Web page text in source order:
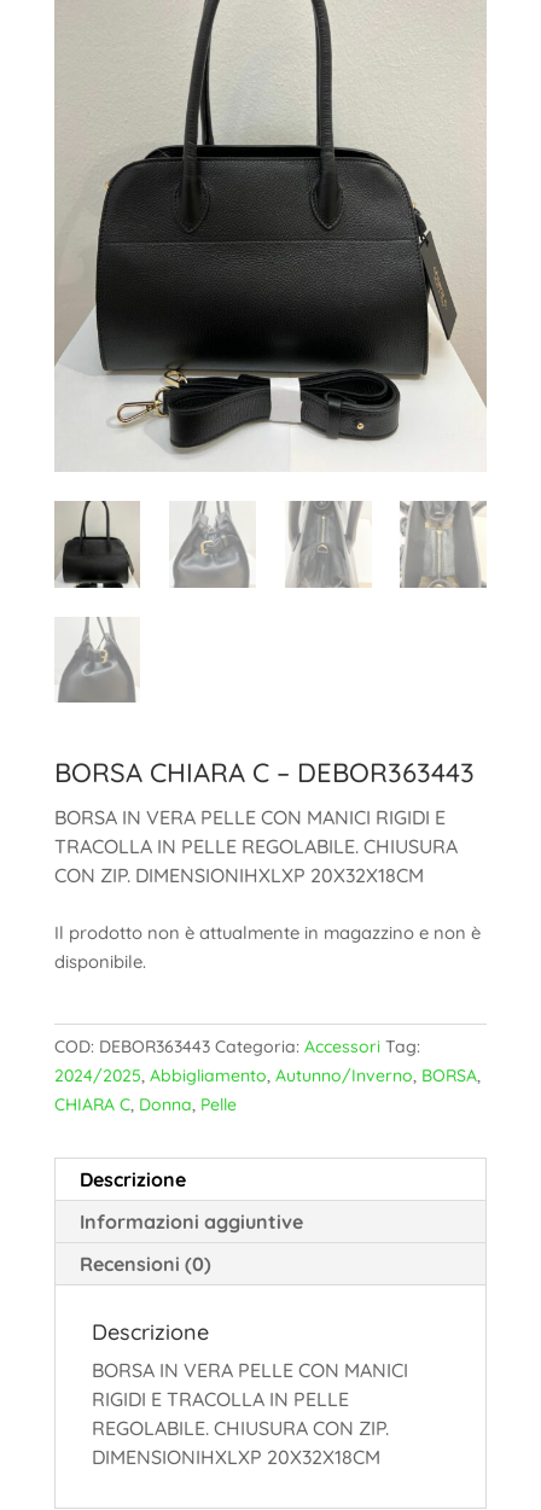
BORSA CHIARA C – DEBOR363443
BORSA IN VERA PELLE CON MANICI RIGIDI E
TRACOLLA IN PELLE REGOLABILE. CHIUSURA
CON ZIP. DIMENSIONIHXLXP 20X32X18CM
Il prodotto non è attualmente in magazzino e non è
disponibile.
COD: DEBOR363443 Categoria: Accessori Tag:
2024/2025, Abbigliamento, Autunno/Inverno, BORSA,
CHIARA C, Donna, Pelle
Descrizione
Informazioni aggiuntive
Recensioni (0)
Descrizione
BORSA IN VERA PELLE CON MANICI
RIGIDI E TRACOLLA IN PELLE
REGOLABILE. CHIUSURA CON ZIP.
DIMENSIONIHXLXP 20X32X18CM